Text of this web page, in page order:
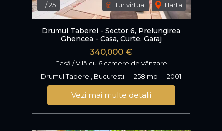
1 /25 Tur virtual Harta
Drumul Taberei - Sector 6, Prelungirea
Ghencea - Casa, Curte, Garaj
340,000 €
Casă / Vilă cu 6 camere de vânzare
Drumul Taberei, Bucuresti
258 mp 2001
Vezi mai multe detalii